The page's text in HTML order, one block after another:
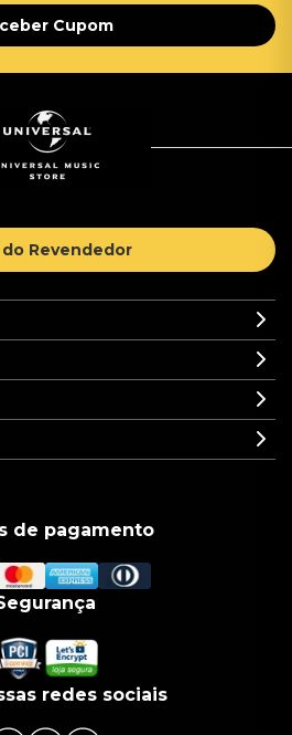
Cupom
Revendedor
de pagamento
redes sociais